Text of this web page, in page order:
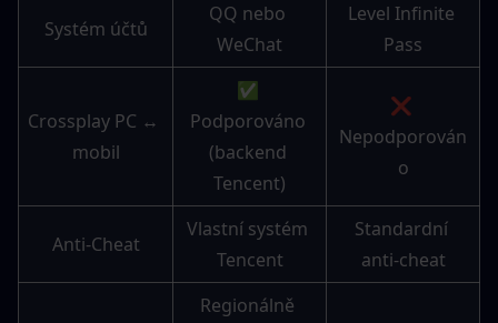
Systém účtů
QQ nebo
WeChat
Level Infinite
Pass
Crossplay PC ↔
mobil
✅
Podporováno
(backend
Tencent)
❌
Nepodporován
o
Anti-Cheat
Vlastní systém
Tencent
Standardní
anti-cheat
Regionálně